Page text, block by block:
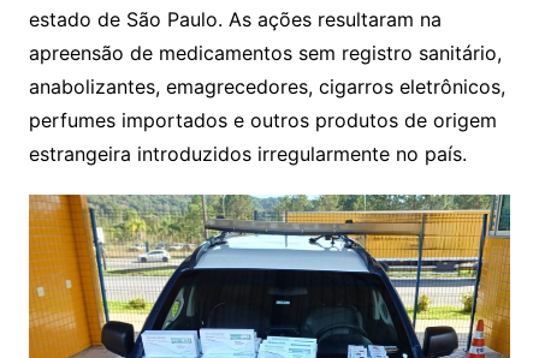
estado de São Paulo. As ações resultaram na
apreensão de medicamentos sem registro sanitário,
anabolizantes, emagrecedores, cigarros eletrônicos,
perfumes importados e outros produtos de origem
estrangeira introduzidos irregularmente no país.